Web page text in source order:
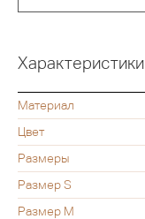
Характеристики
Материал
Цвет
Размеры
Размер S
Размер M